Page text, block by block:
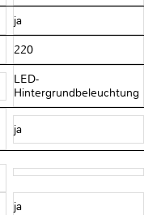
ja
220
LED-
Hintergrundbeleuchtung
ja
ja